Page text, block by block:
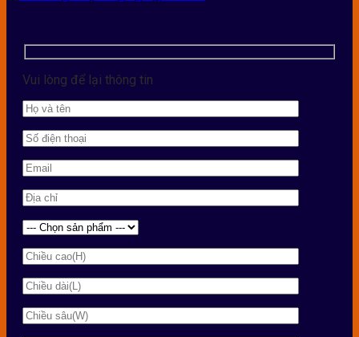
Vui lòng để lại thông tin